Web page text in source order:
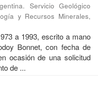
Servicio Geológico
y Recursos Minerales,
a 1993, escrito a mano
Bonnet, con fecha de
ocasión de una solicitud
de ...